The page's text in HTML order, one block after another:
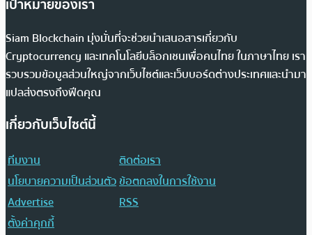
เป้าหมายของเรา
Siam Blockchain มุ่งมั่นที่จะช่วยนำเสนอสารเกี่ยวกับ
Cryptocurrency และเทคโนโลยีบล็อกเชนเพื่อคนไทย ในภาษาไทย เรา
รวบรวมข้อมูลส่วนใหญ่จากเว็บไซต์และเว็บบอร์ดต่างประเทศและนำมา
แปลส่งตรงถึงฟีดคุณ
เกี่ยวกับเว็บไซต์นี้
ทีมงาน
ติดต่อเรา
นโยบายความเป็นส่วนตัวข้อตกลงในการใช้งาน
Advertise
RSS
ตั้งค่าคุกกี้